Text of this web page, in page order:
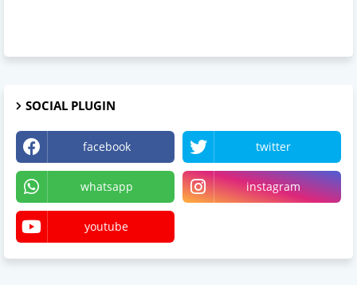
SOCIAL PLUGIN
facebook twitter
whatsapp instagram
youtube